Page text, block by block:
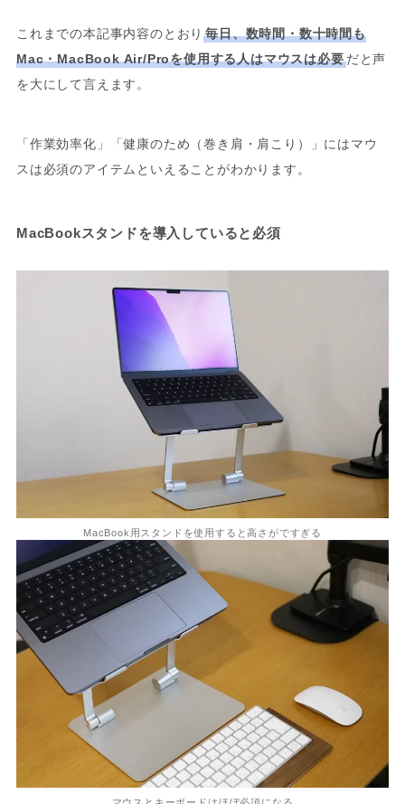
これまでの本記事内容のとおり毎日、数時間・数十時間も
Mac・MacBook Air/Proを使用する人はマウスは必要だと声
を大にして言えます。
「作業効率化」「健康のため（巻き肩・肩こり）」にはマウ
スは必須のアイテムといえることがわかります。
MacBookスタンドを導入していると必須
MacBook用スタンドを使用すると高さがですぎる